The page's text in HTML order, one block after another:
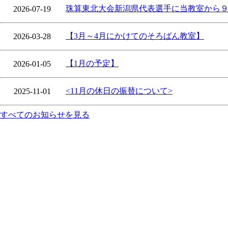
2026-07-19 珠算東北大会新潟県代表選手に当教室から
2026-03-28 【3月～4月にかけてのそろばん教室】
2026-01-05 【1月の予定】
2025-11-01 <11月の休日の振替について>
すべてのお知らせを見る